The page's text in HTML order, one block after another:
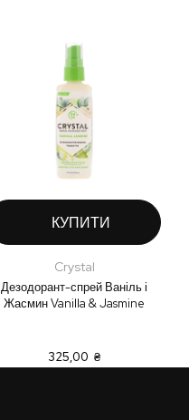
КУПИТИ
Crystal
Дезодорант-спрей Ваніль і
Жасмин Vanilla & Jasmine
325,00 ₴